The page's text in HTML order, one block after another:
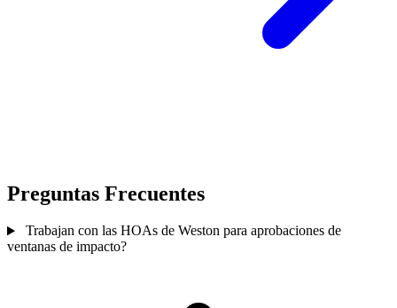
Preguntas Frecuentes
Trabajan con las HOAs de Weston para aprobaciones de
ventanas de impacto?